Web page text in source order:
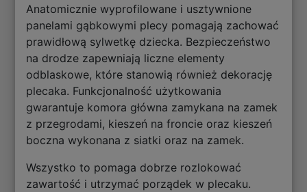
Anatomicznie wyprofilowane i usztywnione
panelami gąbkowymi plecy pomagają zachować
prawidłową sylwetkę dziecka. Bezpieczeństwo
na drodze zapewniają liczne elementy
odblaskowe, które stanowią również dekorację
plecaka. Funkcjonalność użytkowania
gwarantuje komora główna zamykana na zamek
z przegrodami, kieszeń na froncie oraz kieszeń
boczna wykonana z siatki oraz na zamek.
Wszystko to pomaga dobrze rozlokować
zawartość i utrzymać porządek w plecaku.